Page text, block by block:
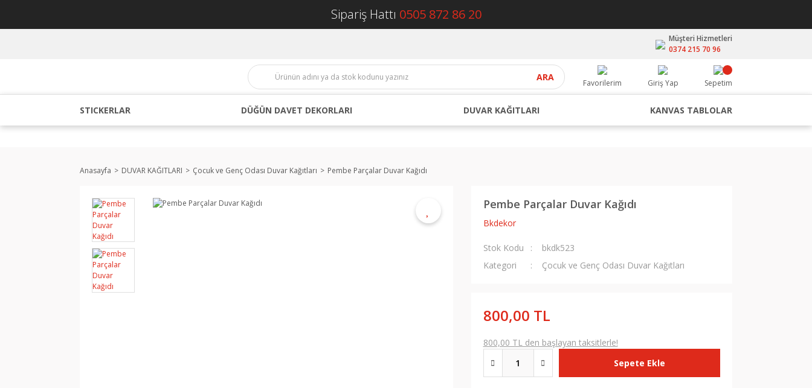
Sipariş Hattı 0505 872 86 20
Müşteri Hizmetleri
0374 215 70 96
ARA
Favorilerim Giriş Yap Sepetim
STICKERLAR DÜĞÜN DAVET DEKORLARI DUVAR KAĞITLARI KANVAS TABLOLAR
Anasayfa DUVAR KAĞITLARI Çocuk ve Genç Odası Duvar Kağıtları Pembe Parçalar Duvar Kağıdı
Pembe Parçalar Duvar Kağıdı
Bkdekor
Stok Kodu
bkdk523
Kategori
Çocuk ve Genç Odası Duvar Kağıtları
800,00 TL
800,00 TL den başlayan taksitlerle!
Sepete Ekle